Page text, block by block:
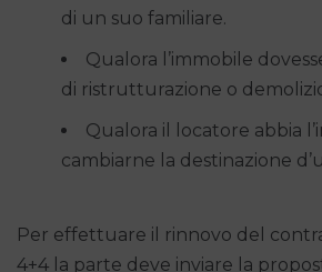
di un suo familiare.
Qualora l’immobile
di ristrutturazione o
Qualora il locatore abbia
cambiarne la destinazione
Per effettuare il rinnovo del
4+4 la parte deve inviare la